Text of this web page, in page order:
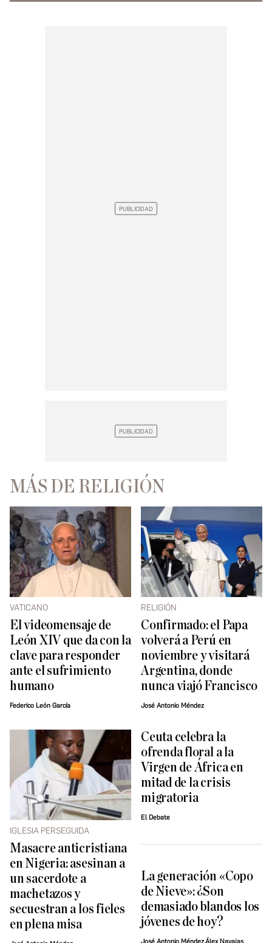
MÁS DE RELIGIÓN
VATICANO
El videomensaje de
León XIV que da con la
clave para responder
ante el sufrimiento
humano
Federico León García
RELIGIÓN
Confirmado: el Papa
volverá a Perú en
noviembre y visitará
Argentina, donde
nunca viajó Francisco
José Antonio Méndez
IGLESIA PERSEGUIDA
Masacre anticristiana
en Nigeria: asesinan a
un sacerdote a
machetazos y
secuestran a los fieles
en plena misa
Ceuta celebra la
ofrenda floral a la
Virgen de África en
mitad de la crisis
migratoria
El Debate
La generación «Copo
de Nieve»: ¿Son
demasiado blandos los
jóvenes de hoy?